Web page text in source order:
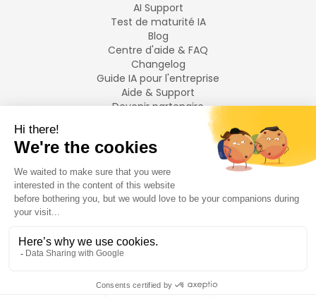
AI Support
Test de maturité IA
Blog
Centre d'aide & FAQ
Changelog
Guide IA pour l'entreprise
Aide & Support
Devenir partenaire
LANGUES
Français
English
2026Swiftask. Tous droits réservés.